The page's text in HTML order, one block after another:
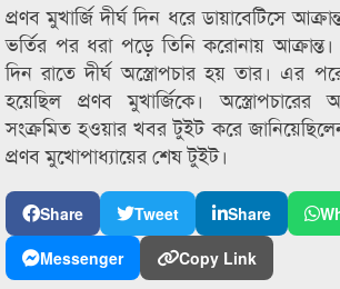
প্রণব মুখার্জি দীর্ঘ দিন ধরে ডায়াবেটিসে
ভর্তির পর ধরা পড়ে তিনি করোনায়
দিন রাতে দীর্ঘ অস্ত্রোপচার হয় তার। এর
হয়েছিল প্রণব মুখার্জিকে।
সংক্রমিত হওয়ার খবর টুইট করে
প্রণব মুখোপাধ্যায়ের শেষ টুইট।
Share Tweet Share
Messenger
Copy Link